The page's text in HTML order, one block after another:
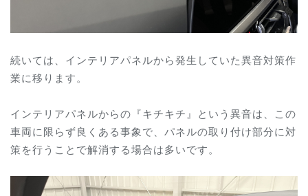
続いては、 インテリアパネルから発生していた異音対策作
業に移ります。
インテリアパネルからの 『キチキチ』という異音は、この
車両に限らず良くある事象で、パネルの取り付け部分に対
策を行うことで解消する場合は多いです。